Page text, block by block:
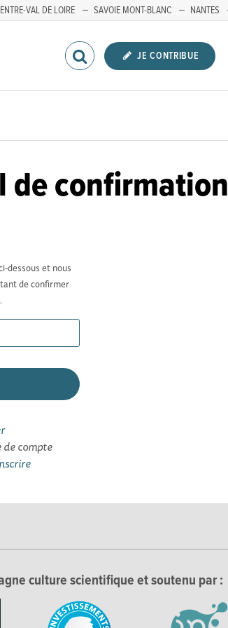
VAL DE LOIRE SAVOIE MONT-BLANC NANTES
JE CONTRIBUE
de confirmation
dessous et nous
de confirmer
de compte
culture scientifique et soutenu par :